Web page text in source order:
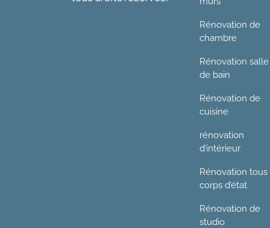
Rénovation de
chambre
Rénovation salle
de bain
Rénovation de
cuisine
rénovation
d’intérieur
Rénovation tous
corps d’état
Rénovation de
studio